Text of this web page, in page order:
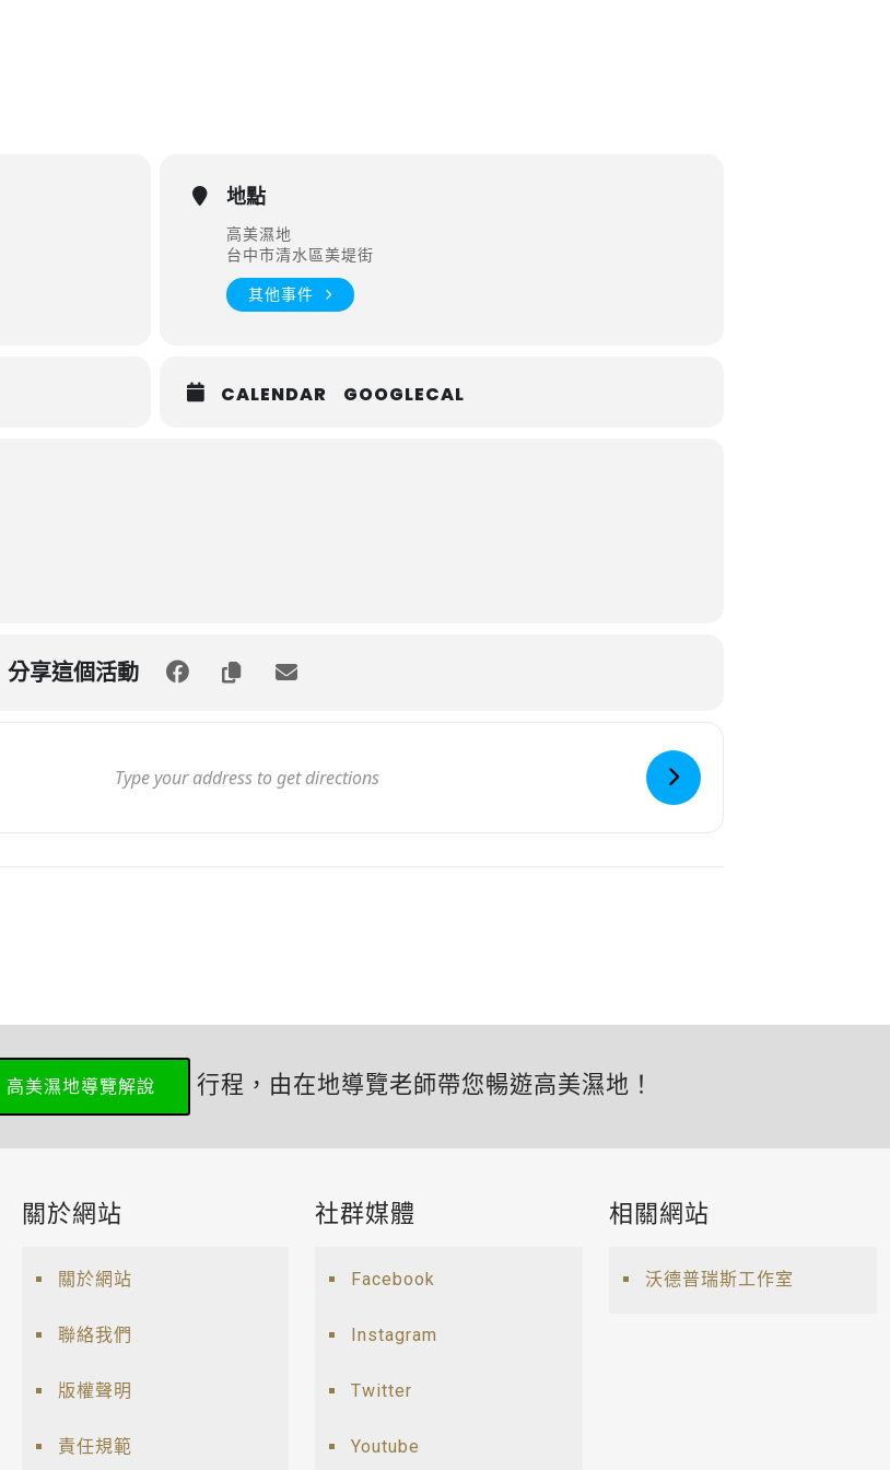
地點
高美濕地
台中市清水區美堤街
其他事件
CALENDAR GOOGLECAL
分享這個活動
高美濕地導覽解說 行程，由在地導覽老師帶您暢遊高美濕地！
關於網站
關於網站
聯絡我們
版權聲明
責任規範
社群媒體
Facebook
Instagram
Twitter
Youtube
相關網站
沃德普瑞斯工作室